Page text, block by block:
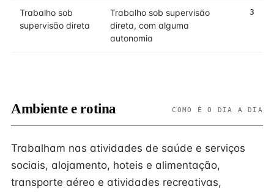
Trabalho sob
supervisão direta
Trabalho sob supervisão
direta, com alguma
autonomia
3
Ambiente e rotina COMO É O DIA A DIA
Trabalham nas atividades de saúde e serviços
sociais, alojamento, hoteis e alimentação,
transporte aéreo e atividades recreativas,